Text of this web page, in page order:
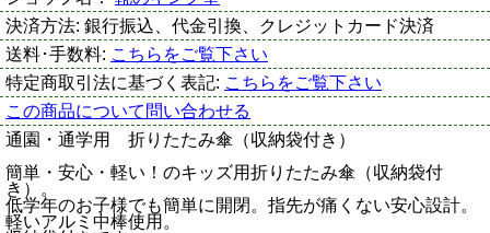
決済方法: 銀行振込、代金引換、クレジットカード決済
送料･手数料: こちらをご覧下さい
特定商取引法に基づく表記: こちらをご覧下さい
この商品について問い合わせる
通園・通学用 折りたたみ傘（収納袋付き）
簡単・安心・軽い！のキッズ用折りたたみ傘（収納袋付
き）。
低学年のお子様でも簡単に開閉。指先が痛くない安心設計。
軽いアルミ中棒使用。